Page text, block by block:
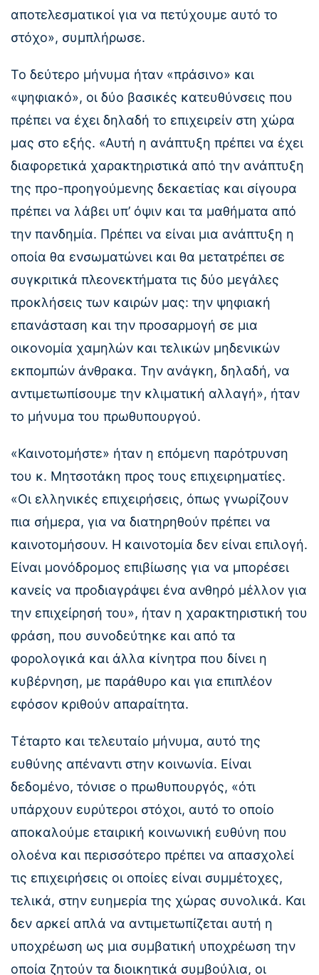
αποτελεσματικοί για να πετύχουμε αυτό το
στόχο», συμπλήρωσε.
Το δεύτερο μήνυμα ήταν «πράσινο» και
«ψηφιακό», οι δύο βασικές κατευθύνσεις που
πρέπει να έχει δηλαδή το επιχειρείν στη χώρα
μας στο εξής. «Αυτή η ανάπτυξη πρέπει να έχει
διαφορετικά χαρακτηριστικά από την ανάπτυξη
της προ-προηγούμενης δεκαετίας και σίγουρα
πρέπει να λάβει υπ’ όψιν και τα μαθήματα από
την πανδημία. Πρέπει να είναι μια ανάπτυξη η
οποία θα ενσωματώνει και θα μετατρέπει σε
συγκριτικά πλεονεκτήματα τις δύο μεγάλες
προκλήσεις των καιρών μας: την ψηφιακή
επανάσταση και την προσαρμογή σε μια
οικονομία χαμηλών και τελικών μηδενικών
εκπομπών άνθρακα. Την ανάγκη, δηλαδή, να
αντιμετωπίσουμε την κλιματική αλλαγή», ήταν
το μήνυμα του πρωθυπουργού.
«Καινοτομήστε» ήταν η επόμενη παρότρυνση
του κ. Μητσοτάκη προς τους επιχειρηματίες.
«Οι ελληνικές επιχειρήσεις, όπως γνωρίζουν
πια σήμερα, για να διατηρηθούν πρέπει να
καινοτομήσουν. Η καινοτομία δεν είναι επιλογή.
Είναι μονόδρομος επιβίωσης για να μπορέσει
κανείς να προδιαγράψει ένα ανθηρό μέλλον για
την επιχείρησή του», ήταν η χαρακτηριστική του
φράση, που συνοδεύτηκε και από τα
φορολογικά και άλλα κίνητρα που δίνει η
κυβέρνηση, με παράθυρο και για επιπλέον
εφόσον κριθούν απαραίτητα.
Τέταρτο και τελευταίο μήνυμα, αυτό της
ευθύνης απέναντι στην κοινωνία. Είναι
δεδομένο, τόνισε ο πρωθυπουργός, «ότι
υπάρχουν ευρύτεροι στόχοι, αυτό το οποίο
αποκαλούμε εταιρική κοινωνική ευθύνη που
ολοένα και περισσότερο πρέπει να απασχολεί
τις επιχειρήσεις οι οποίες είναι συμμέτοχες,
τελικά, στην ευημερία της χώρας συνολικά. Και
δεν αρκεί απλά να αντιμετωπίζεται αυτή η
υποχρέωση ως μια συμβατική υποχρέωση την
οποία ζητούν τα διοικητικά συμβούλια, οι